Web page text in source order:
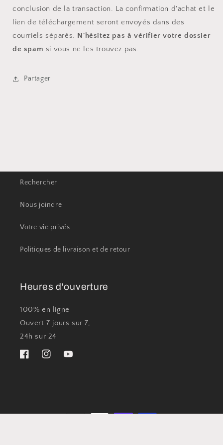
conclusion de la transaction. La confirmation d'achat et le
lien de téléchargement seront envoyés dans des
courriels séparés. N'hésitez pas à vérifier votre dossier
de spam si vous ne les trouvez pas.
Partager
Rechercher
Nous joindre
Votre vie privés
Politiques de livraison et de retour
Heures d'ouverture
100% en ligne
Ouvert 7 jours sur 7,
24h sur 24
FacebookInstagramYouTube
Moyens